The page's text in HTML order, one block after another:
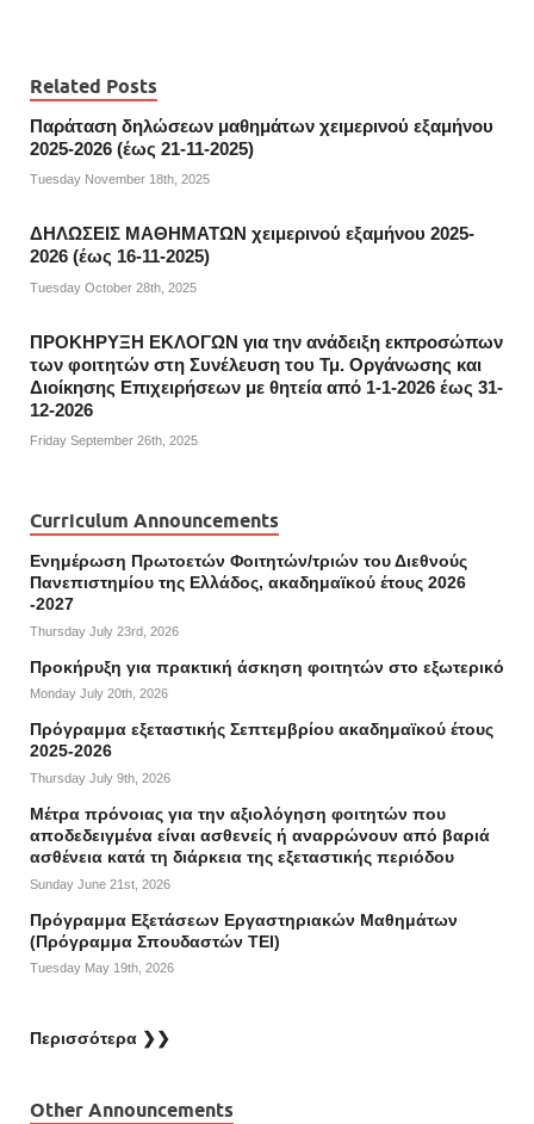
Related Posts
Παράταση δηλώσεων μαθημάτων χειμερινού εξαμήνου
2025-2026 (έως 21-11-2025)
Tuesday November 18th, 2025
ΔΗΛΩΣΕΙΣ ΜΑΘΗΜΑΤΩΝ χειμερινού εξαμήνου 2025-
2026 (έως 16-11-2025)
Tuesday October 28th, 2025
ΠΡΟΚΗΡΥΞΗ ΕΚΛΟΓΩΝ για την ανάδειξη εκπροσώπων
των φοιτητών στη Συνέλευση του Τμ. Οργάνωσης και
Διοίκησης Επιχειρήσεων με θητεία από 1-1-2026 έως 31-
12-2026
Friday September 26th, 2025
Curriculum Announcements
Ενημέρωση Πρωτοετών Φοιτητών/τριών του Διεθνούς
Πανεπιστημίου της Ελλάδος, ακαδημαϊκού έτους 2026
-2027
Thursday July 23rd, 2026
Προκήρυξη για πρακτική άσκηση φοιτητών στο εξωτερικό
Monday July 20th, 2026
Πρόγραμμα εξεταστικής Σεπτεμβρίου ακαδημαϊκού έτους
2025-2026
Thursday July 9th, 2026
Mέτρα πρόνοιας για την αξιολόγηση φοιτητών που
αποδεδειγμένα είναι ασθενείς ή αναρρώνουν από βαριά
ασθένεια κατά τη διάρκεια της εξεταστικής περιόδου
Sunday June 21st, 2026
Πρόγραμμα Εξετάσεων Εργαστηριακών Μαθημάτων
(Πρόγραμμα Σπουδαστών ΤΕΙ)
Tuesday May 19th, 2026
Περισσότερα ❯❯
Other Announcements